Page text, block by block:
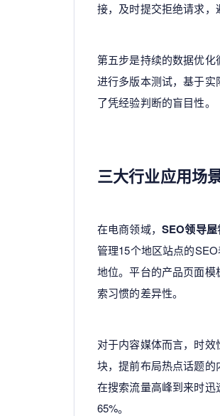
接，及时提交拒绝请求，
第五步是持续的数据优化
进行多版本测试，基于
了凭经验判断的盲目性。
三大行业应用场
在电商领域， SEO领导屋
管理15个地区站点的
地位。平台的产品页面
索习惯的差异性。
对于内容媒体而言，时
块，提前布局热点话题
在搜索流量高峰到来时
65%。